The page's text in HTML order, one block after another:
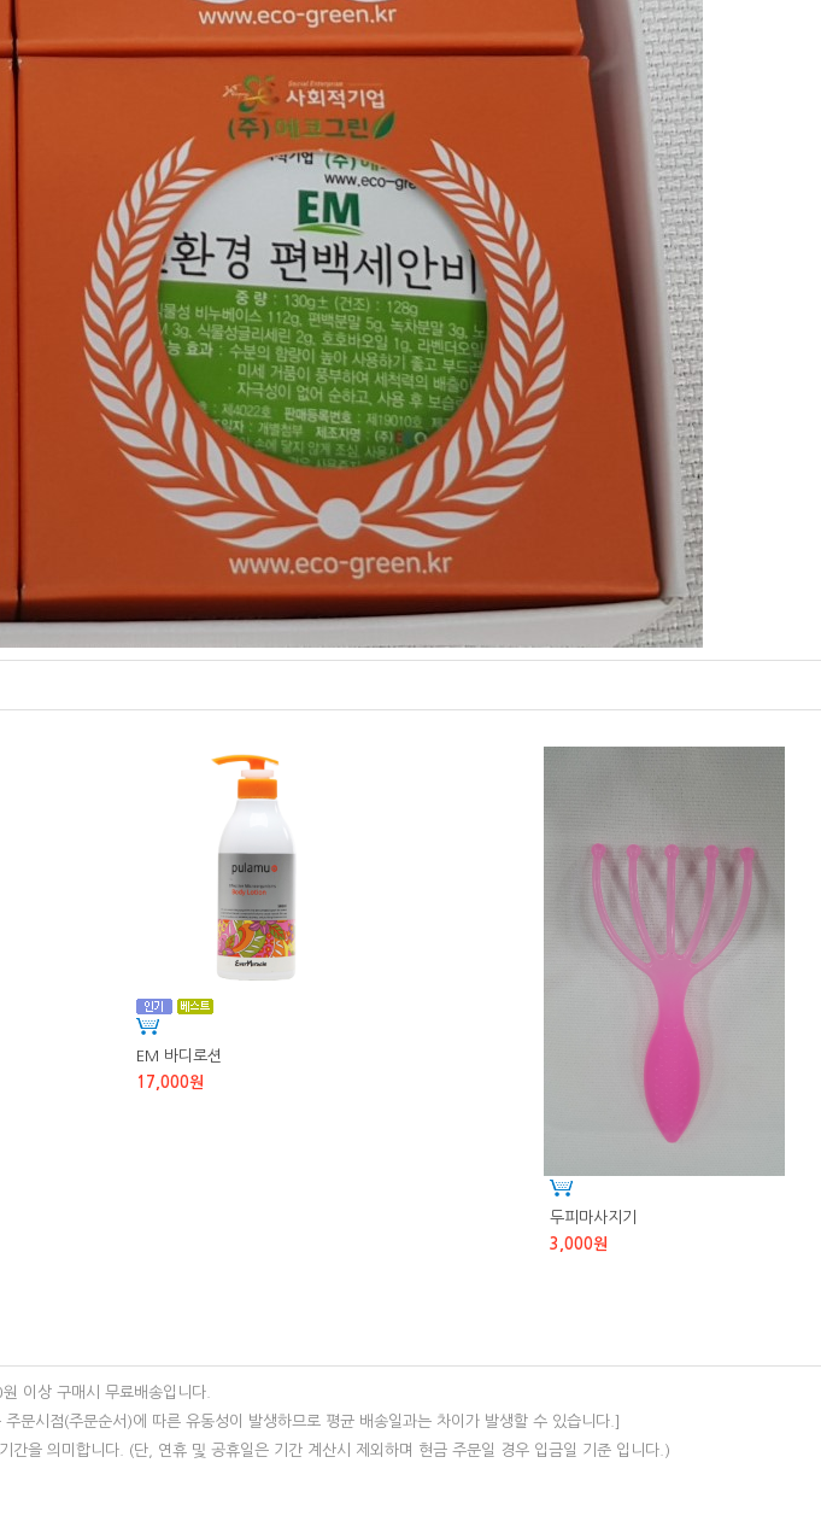
EM 바디로션
17,000원
두피마사지기
3,000원
이상 구매시 무료배송입니다.
문시점(주문순서)에 따른 유동성이 발생하므로 평균 배송일과는 차이가 발생할 수 있습니다.]
을 의미합니다. (단, 연휴 및 공휴일은 기간 계산시 제외하며 현금 주문일 경우 입금일 기준 입니다.)